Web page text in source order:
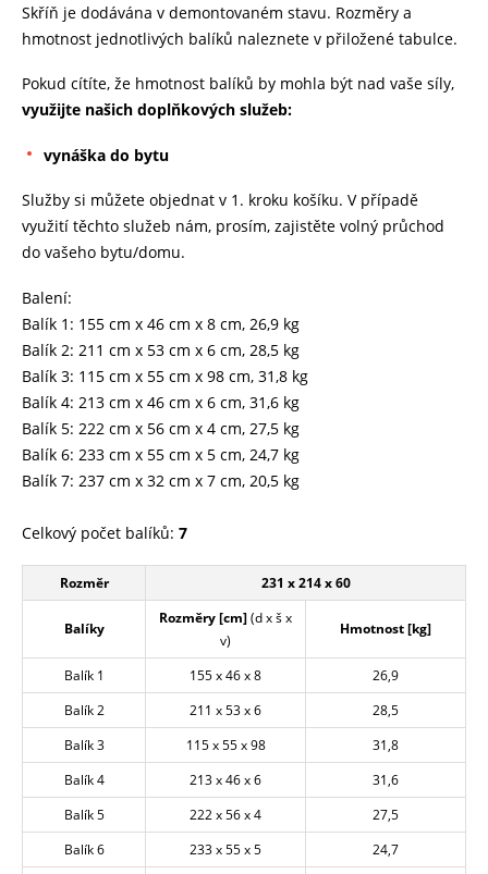
Skříň je dodávána v demontovaném stavu. Rozměry a
hmotnost jednotlivých balíků naleznete v přiložené tabulce.
Pokud cítíte, že hmotnost balíků by mohla být nad vaše síly,
využijte našich doplňkových služeb:
vynáška do bytu
Služby si můžete objednat v 1. kroku košíku. V případě
využití těchto služeb nám, prosím, zajistěte volný průchod
do vašeho bytu/domu.
Balení:
Balík 1: 155 cm x 46 cm x 8 cm, 26,9 kg
Balík 2: 211 cm x 53 cm x 6 cm, 28,5 kg
Balík 3: 115 cm x 55 cm x 98 cm, 31,8 kg
Balík 4: 213 cm x 46 cm x 6 cm, 31,6 kg
Balík 5: 222 cm x 56 cm x 4 cm, 27,5 kg
Balík 6: 233 cm x 55 cm x 5 cm, 24,7 kg
Balík 7: 237 cm x 32 cm x 7 cm, 20,5 kg
Celkový počet balíků: 7
Rozměr 231 x 214 x 60
Balíky
Rozměry [cm](d x š x
v)
Hmotnost [kg]
Balík 1 155 x 46 x 8
26,9
Balík 2
211 x 53 x 6
28,5
Balík 3
115 x 55 x 98
31,8
Balík 4
213 x 46 x 6
31,6
Balík 5
222 x 56 x 4
27,5
Balík 6
233 x 55 x 5
24,7